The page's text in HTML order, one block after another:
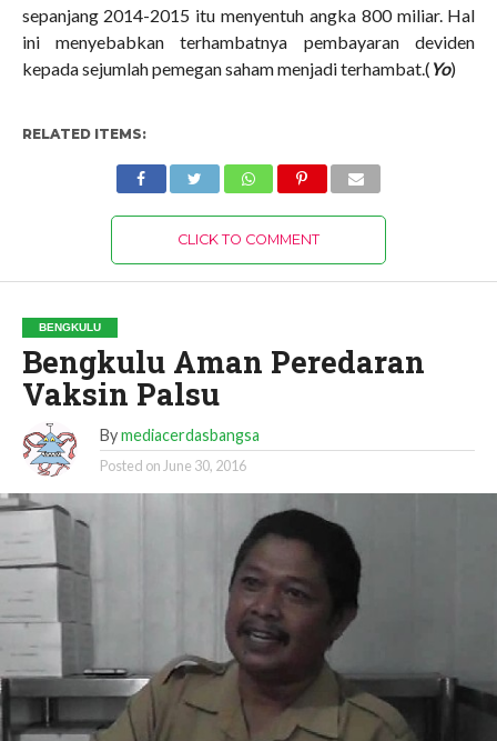
sepanjang 2014-2015 itu menyentuh angka 800 miliar. Hal
ini menyebabkan terhambatnya pembayaran deviden
kepada sejumlah pemegan saham menjadi terhambat.( Yo)
RELATED ITEMS:
CLICK TO COMMENT
BENGKULU
Bengkulu Aman Peredaran
Vaksin Palsu
By mediacerdasbangsa
Posted on June 30, 2016